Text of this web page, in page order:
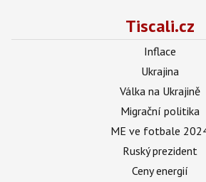
Tiscali.cz
Inflace
Ukrajina
Válka na Ukrajině
Migrační politika
ME ve fotbale
Ruský prezident
Ceny energií